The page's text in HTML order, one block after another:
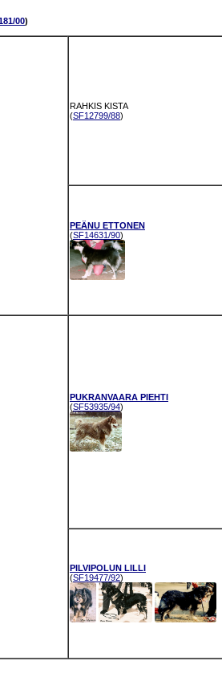
00)
RAHKIS KISTA
(SF12799/88)
PEÄNU ETTONEN
(SF14631/90)
PUKRANVAARA PIEHTI
(SF53935/94)
PILVIPOLUN LILLI
(SF19477/92)